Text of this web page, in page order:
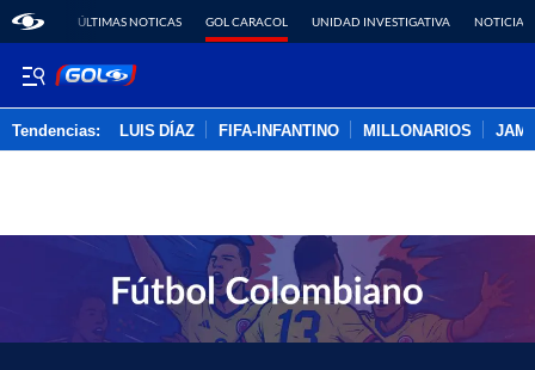
ÚLTIMAS NOTICAS GOL CARACOL UNIDAD INVESTIGATIVA NOTICIAS
Tendencias: LUIS DÍAZ FIFA-INFANTINO MILLONARIOS